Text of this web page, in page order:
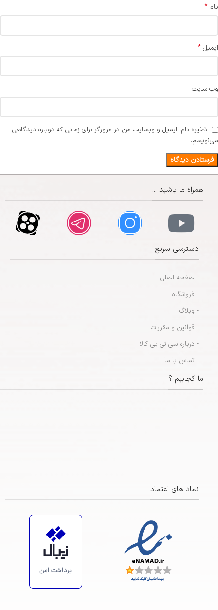
نام*
ایمیل*
وب‌ سایت
ذخیره نام، ایمیل و وبسایت من در مرورگر برای زمانی که دوباره دیدگاهی
می‌نویسم.
همراه ما باشید ...
دسترسی سریع
- صفحه اصلی
- فروشگاه
- وبلاگ
- قوانین و مقررات
- درباره سی تی بی کالا
- تماس با ما
ما کجاییم ؟
https://maps.app.goo.gl/ZsiRScJCRFa3BBBp7
نماد های اعتماد